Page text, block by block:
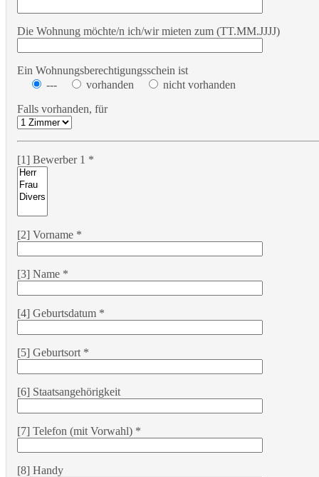
Die Wohnung möchte/n ich/wir mieten zum (TT.MM.JJJJ)
Ein Wohnungsberechtigungsschein ist
---
vorhanden
nicht vorhanden
Falls vorhanden, für
[1] Bewerber 1 *
[2] Vorname *
[3] Name *
[4] Geburtsdatum *
[5] Geburtsort *
[6] Staatsangehörigkeit
[7] Telefon (mit Vorwahl) *
[8] Handy